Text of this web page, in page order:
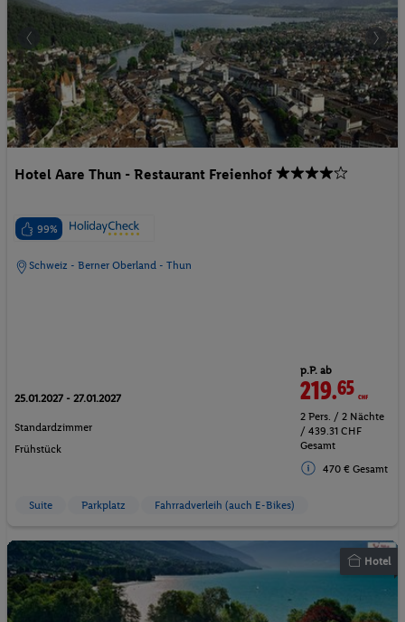
Hotel Aare Thun - Restaurant Freienhof
99%
Schweiz - Berner Oberland - Thun
25.01.2027 - 27.01.2027
Standardzimmer
Frühstück
p.P. ab
219.65CHF
2 Pers. / 2 Nächte
/ 439.31 CHF
Gesamt
470 € Gesamt
Suite Parkplatz Fahrradverleih (auch E-Bikes)
Hotel